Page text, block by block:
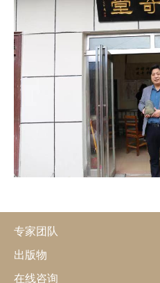
专家团队
出版物
在线咨询